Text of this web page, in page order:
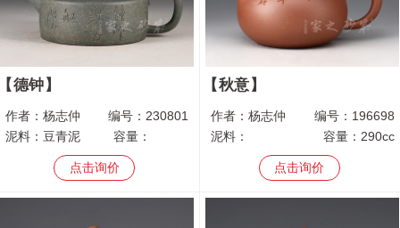
德钟
编号： 230801
作者： 杨志仲
容量：
泥料： 豆青泥
点击询价
秋意
编号： 196698
作者： 杨志仲
容量： 290cc
泥料：
点击询价